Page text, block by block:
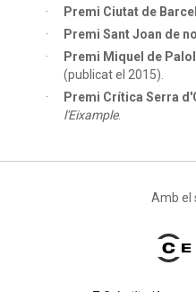
Premi Ciutat de
Premi Sant Joan de
Premi Miquel de Palol
(publicat el 2015).
Premi Crítica Serra
l'Eixample.
Amb el